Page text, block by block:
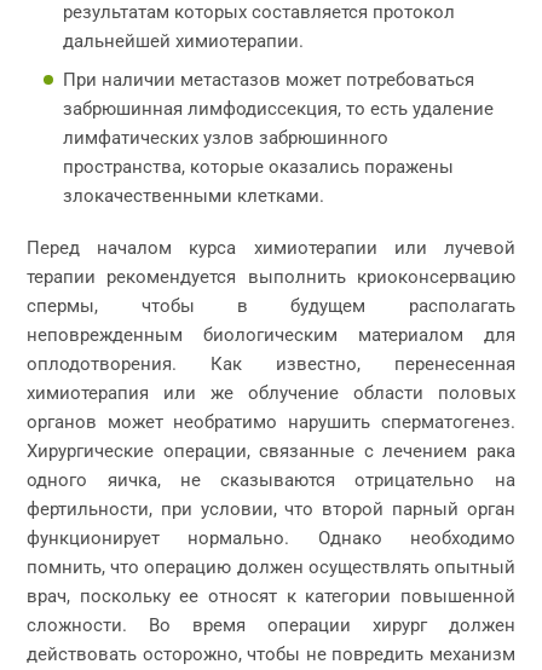
результатам которых составляется протокол
дальнейшей химиотерапии.
При наличии метастазов может потребоваться
забрюшинная лимфодиссекция, то есть удаление
лимфатических узлов забрюшинного
пространства, которые оказались поражены
злокачественными клетками.
Перед началом курса химиотерапии или лучевой
терапии рекомендуется выполнить криоконсервацию
спермы, чтобы в будущем располагать
неповрежденным биологическим материалом для
оплодотворения. Как известно, перенесенная
химиотерапия или же облучение области половых
органов может необратимо нарушить сперматогенез.
Хирургические операции, связанные с лечением рака
одного яичка, не сказываются отрицательно на
фертильности, при условии, что второй парный орган
функционирует нормально. Однако необходимо
помнить, что операцию должен осуществлять опытный
врач, поскольку ее относят к категории повышенной
сложности. Во время операции хирург должен
действовать осторожно, чтобы не повредить механизм